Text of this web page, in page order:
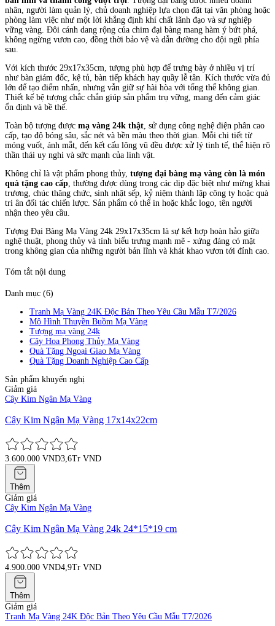
nhân, người làm quản lý, chủ doanh nghiệp lựa chọn đặt tại văn phòng hoặc
phòng làm việc như một lời khẳng định khí chất lãnh đạo và sự nghiệp
vững vàng. Đôi cánh dang rộng của chim đại bàng mang hàm ý bứt phá,
không ngừng vươn cao, đồng thời bảo vệ và dẫn đường cho đội ngũ phía
sau.
Với kích thước 29x17x35cm, tượng phù hợp để trưng bày ở nhiều vị trí
như bàn giám đốc, kệ tủ, bàn tiếp khách hay quầy lễ tân. Kích thước vừa đủ
lớn để tạo điểm nhấn, nhưng vẫn giữ sự hài hòa với tổng thể không gian.
Thiết kế bệ tượng chắc chắn giúp sản phẩm trụ vững, mang đến cảm giác
ổn định và bề thế.
Toàn bộ tượng được mạ vàng 24k thật , sử dụng công nghệ điện phân cao
cấp, tạo độ bóng sâu, sắc nét và bền màu theo thời gian. Mỗi chi tiết từ
móng vuốt, ánh mắt, đến kết cấu lông vũ đều được xử lý tinh tế, thể hiện rõ
thần thái uy nghi và sức mạnh của linh vật.
Không chỉ là vật phẩm phong thủy, tượng đại bàng mạ vàng còn là món
quà tặng cao cấp , thường được dùng trong các dịp đặc biệt như mừng khai
trương, chúc thăng chức, sinh nhật sếp, kỷ niệm thành lập công ty hoặc quà
tri ân đối tác chiến lược. Sản phẩm có thể in hoặc khắc logo, tên người
nhận theo yêu cầu.
Tượng Đại Bàng Mạ Vàng 24k 29x17x35cm là sự kết hợp hoàn hảo giữa
nghệ thuật, phong thủy và tính biểu trưng mạnh mẽ - xứng đáng có mặt
trong không gian của những người bản lĩnh và khát khao vươn tới đỉnh cao.
Tóm tắt nội dung
Danh mục (6)
Tranh Mạ Vàng 24K Độc Bản Theo Yêu Cầu Mẫu T7/2026
Mô Hình Thuyền Buồm Mạ Vàng
Tượng mạ vàng 24k
Cây Hoa Phong Thủy Mạ Vàng
Quà Tặng Ngoại Giao Mạ Vàng
Quà Tặng Doanh Nghiệp Cao Cấp
Sản phẩm khuyến nghị
Giảm giá
Cây Kim Ngân Mạ Vàng
Cây Kim Ngân Mạ Vàng 17x14x22cm
3.600.000 VND3,6Tr VND
Thêm
Giảm giá
Cây Kim Ngân Mạ Vàng
Cây Kim Ngân Mạ Vàng 24k 24*15*19 cm
4.900.000 VND4,9Tr VND
Thêm
Giảm giá
Tranh Mạ Vàng 24K Độc Bản Theo Yêu Cầu Mẫu T7/2026